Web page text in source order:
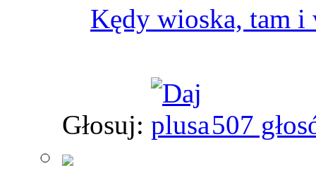
Kędy wioska, tam
Głosuj: 507